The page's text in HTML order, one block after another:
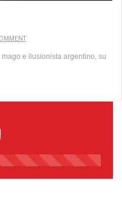
e ilusionista argentino, su